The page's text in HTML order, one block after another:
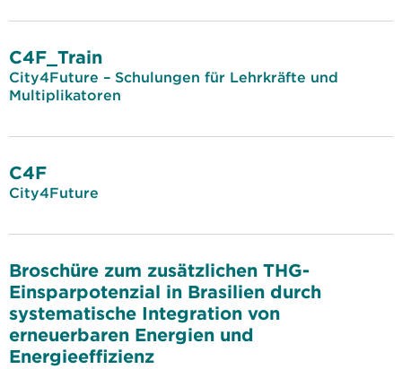
C4F_Train
City4Future – Schulungen für Lehrkräfte und
Multiplikatoren
C4F
City4Future
Broschüre zum zusätzlichen THG-
Einsparpotenzial in Brasilien durch
systematische Integration von
erneuerbaren Energien und
Energieeffizienz